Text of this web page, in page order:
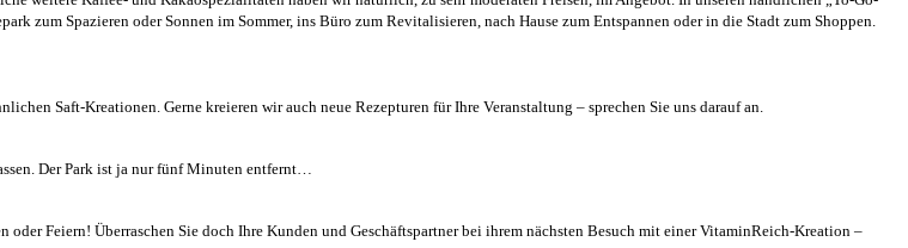
zum Spazieren oder Sonnen im Sommer, ins Büro zum Revitalisieren, nach Hause zum Entspannen oder in die Stadt zum Shoppen.
Saft-Kreationen. Gerne kreieren wir auch neue Rezepturen für Ihre Veranstaltung – sprechen Sie uns darauf an.
Der Park ist ja nur fünf Minuten entfernt…
Feiern! Überraschen Sie doch Ihre Kunden und Geschäftspartner bei ihrem nächsten Besuch mit einer VitaminReich-Kreation –